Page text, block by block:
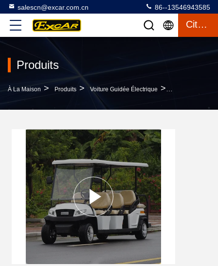
salescn@excar.com.cn 86--13546943585
Citation
Produits
À La Maison > Produits > Voiture Guidée Électrique >